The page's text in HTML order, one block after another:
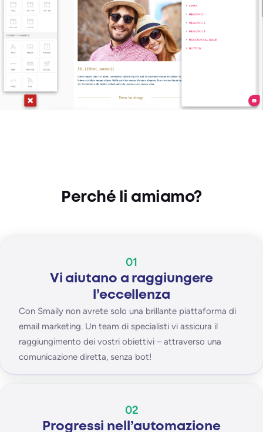
Perché li amiamo?
01
Vi aiutano a raggiungere
l’eccellenza
Con Smaily non avrete solo una brillante piattaforma di
email marketing. Un team di specialisti vi assicura il
raggiungimento dei vostri obiettivi – attraverso una
comunicazione diretta, senza bot!
02
Progressi nell’automazione